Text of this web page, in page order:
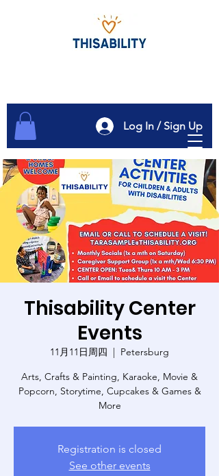
Log In / Sign Up
Thisability Center
Events
11月11日周四
  |
Petersburg
Arts, Crafts & Painting, Karaoke, Movie &
Popcorn, Storytime, Cupcakes & Games &
More
Registration is closed
See other events